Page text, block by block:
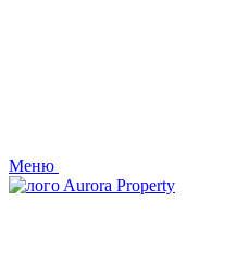
Меню
Aurora Property